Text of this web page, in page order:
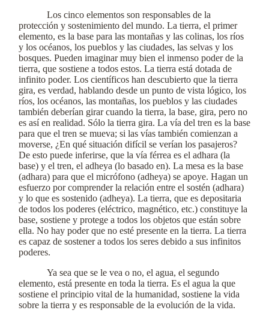
Los cinco elementos son responsables de la
protección y sostenimiento del mundo. La tierra, el primer
elemento, es la base para las montañas y las colinas, los ríos
y los océanos, los pueblos y las ciudades, las selvas y los
bosques. Pueden imaginar muy bien el inmenso poder de la
tierra, que sostiene a todos estos. La tierra está dotada de
infinito poder. Los científicos han descubierto que la tierra
gira, es verdad, hablando desde un punto de vista lógico, los
ríos, los océanos, las montañas, los pueblos y las ciudades
también deberían girar cuando la tierra, la base, gira, pero no
es así en realidad. Sólo la tierra gira. La vía del tren es la base
para que el tren se mueva; si las vías también comienzan a
moverse, ¿En qué situación difícil se verían los pasajeros?
De esto puede inferirse, que la vía férrea es el adhara (la
base) y el tren, el adheya (lo basado en). La mesa es la base
(adhara) para que el micrófono (adheya) se apoye. Hagan un
esfuerzo por comprender la relación entre el sostén (adhara)
y lo que es sostenido (adheya). La tierra, que es depositaria
de todos los poderes (eléctrico, magnético, etc.) constituye la
base, sostiene y protege a todos los objetos que están sobre
ella. No hay poder que no esté presente en la tierra. La tierra
es capaz de sostener a todos los seres debido a sus infinitos
poderes.
Ya sea que se le vea o no, el agua, el segundo
elemento, está presente en toda la tierra. Es el agua la que
sostiene el principio vital de la humanidad, sostiene la vida
sobre la tierra y es responsable de la evolución de la vida.